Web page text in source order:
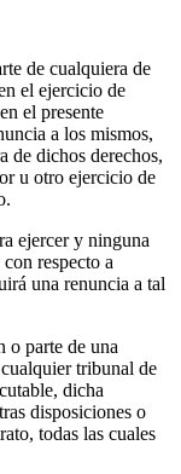
de cualquiera de
el ejercicio de
el presente
a los mismos,
de dichos derechos,
u otro ejercicio de
ejercer y ninguna
respecto a
una renuncia a tal
o parte de una
tribunal de
dicha
disposiciones o
todas las cuales